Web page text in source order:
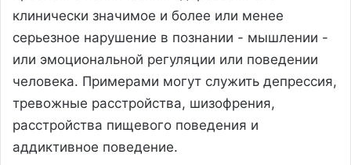
клинически значимое и более или менее
серьезное нарушение в познании - мышлении -
или эмоциональной регуляции или поведении
человека. Примерами могут служить депрессия,
тревожные расстройства, шизофрения,
расстройства пищевого поведения и
аддиктивное поведение.